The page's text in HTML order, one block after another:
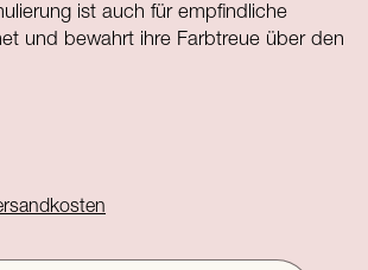
ist auch für empfindliche
und bewahrt ihre Farbtreue über den